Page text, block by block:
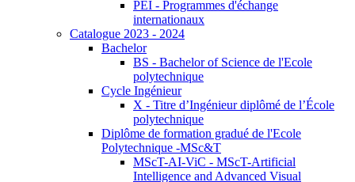
PEI - Programmes d'échange
internationaux
Catalogue 2023 - 2024
Bachelor
BS - Bachelor of Science de l'Ecole
polytechnique
Cycle Ingénieur
X - Titre d’Ingénieur diplômé de l’École
polytechnique
Diplôme de formation gradué de l'Ecole
Polytechnique -MSc&T
MScT-AI-ViC - MScT-Artificial
Intelligence and Advanced Visual